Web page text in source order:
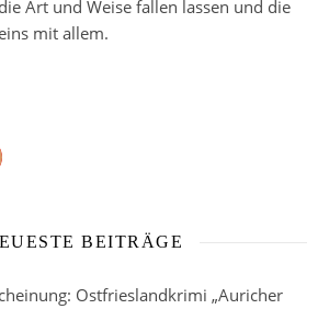
Art und Weise fallen lassen und die
mit allem.
BEITRÄGE
Ostfrieslandkrimi „Auricher